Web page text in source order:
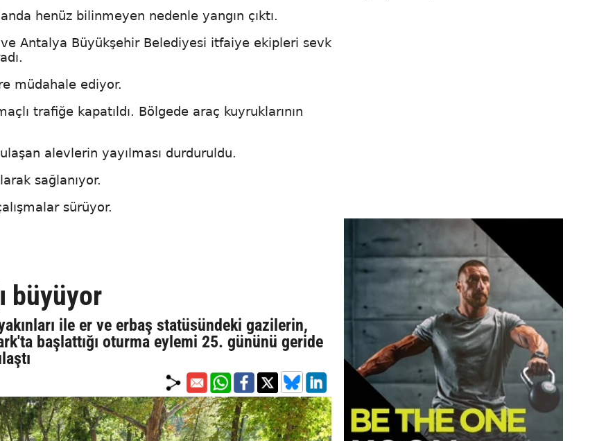
henüz bilinmeyen nedenle yangın çıktı.
Antalya Büyükşehir Belediyesi itfaiye ekipleri sevk
müdahale ediyor.
trafiğe kapatıldı. Bölgede araç kuyruklarının
alevlerin yayılması durduruldu.
sağlanıyor.
sürüyor.
büyüyor
ile er ve erbaş statüsündeki gazilerin,
başlattığı oturma eylemi 25. gününü geride